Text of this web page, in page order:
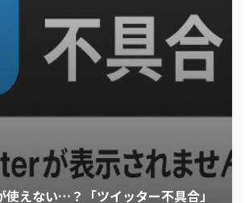
えない…？「ツイッター不具合」